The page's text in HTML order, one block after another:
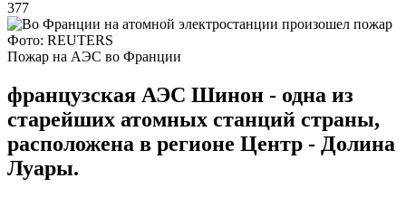
377
Фото: REUTERS
Пожар на АЭС во Франции
французская АЭС Шинон - одна из
старейших атомных станций страны,
расположена в регионе Центр - Долина
Луары.